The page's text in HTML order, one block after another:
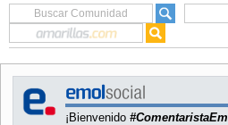
¡Bienvenido